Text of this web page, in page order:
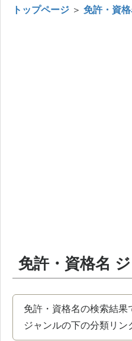
トップページ ＞ 免許・資
免許・資格名
免許・資格名の検索結果
ジャンルの下の分類リ